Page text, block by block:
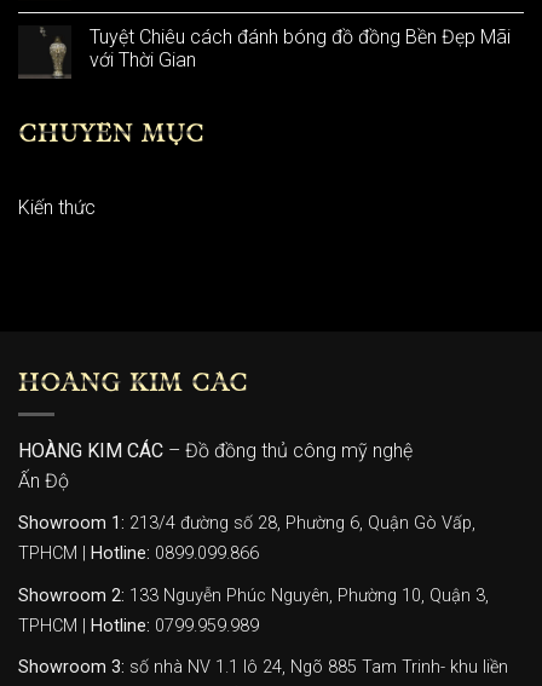
Tuyệt Chiêu cách đánh bóng đồ đồng Bền Đẹp Mãi
với Thời Gian
CHUYÊN MỤC
Kiến thức
HOÀNG KIM CÁC
HOÀNG KIM CÁC – Đồ đồng thủ công mỹ nghệ
Ấn Độ
Showroom 1: 213/4 đường số 28, Phường 6, Quận Gò Vấp,
TPHCM |
Hotline: 0899.099.866
Showroom 2: 133 Nguyễn Phúc Nguyên, Phường 10, Quận 3,
TPHCM |
Hotline: 0799.959.989
Showroom 3: số nhà NV 1.1 lô 24, Ngõ 885 Tam Trinh- khu liền